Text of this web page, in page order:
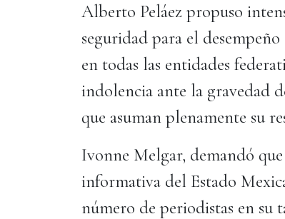
Alberto Peláez propuso
seguridad para el
en todas las entidades
indolencia ante la gravedad
que asuman plenamente su
Ivonne Melgar, demandó
informativa del Estado
número de periodistas en su